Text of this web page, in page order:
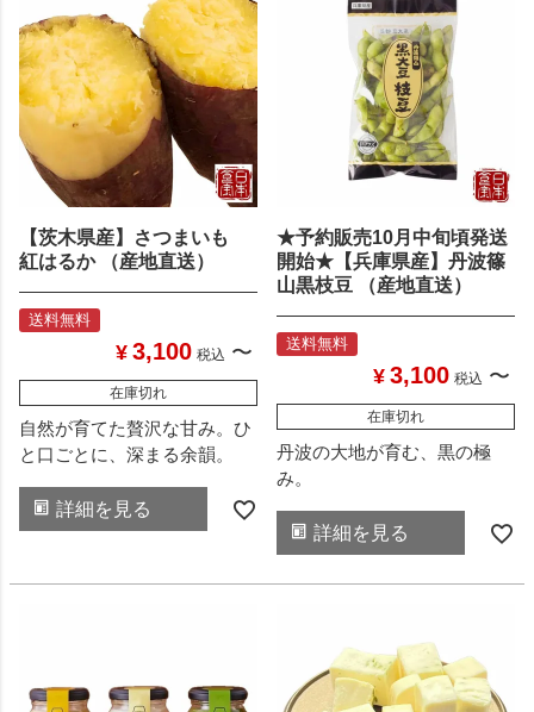
【茨木県産】さつまいも
紅はるか （産地直送）
送料無料
¥ 3,100 税込 〜
在庫切れ
自然が育てた贅沢な甘み。ひ
と口ごとに、深まる余韻。
詳細を見る
★予約販売10月中旬頃発送
開始★【兵庫県産】丹波篠
山黒枝豆 （産地直送）
送料無料
¥ 3,100 税込 〜
在庫切れ
丹波の大地が育む、黒の極
み。
詳細を見る